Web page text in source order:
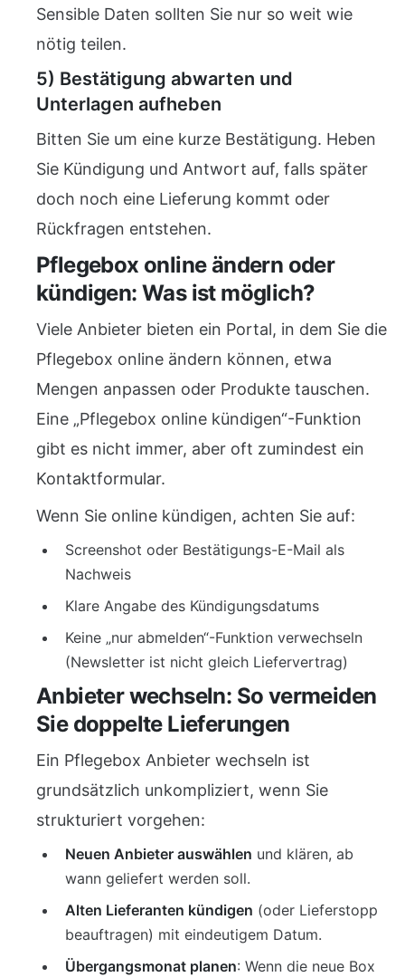
Sensible Daten sollten Sie nur so weit wie
nötig teilen.
5) Bestätigung abwarten und
Unterlagen aufheben
Bitten Sie um eine kurze Bestätigung. Heben
Sie Kündigung und Antwort auf, falls später
doch noch eine Lieferung kommt oder
Rückfragen entstehen.
Pflegebox online ändern oder
kündigen: Was ist möglich?
Viele Anbieter bieten ein Portal, in dem Sie die
Pflegebox online ändern können, etwa
Mengen anpassen oder Produkte tauschen.
Eine „Pflegebox online kündigen“-Funktion
gibt es nicht immer, aber oft zumindest ein
Kontaktformular.
Wenn Sie online kündigen, achten Sie auf:
Screenshot oder Bestätigungs-E-Mail als
Nachweis
Klare Angabe des Kündigungsdatums
Keine „nur abmelden“-Funktion verwechseln
(Newsletter ist nicht gleich Liefervertrag)
Anbieter wechseln: So vermeiden
Sie doppelte Lieferungen
Ein Pflegebox Anbieter wechseln ist
grundsätzlich unkompliziert, wenn Sie
strukturiert vorgehen:
Neuen Anbieter auswählen und klären, ab
wann geliefert werden soll.
Alten Lieferanten kündigen (oder Lieferstopp
beauftragen) mit eindeutigem Datum.
Übergangsmonat planen: Wenn die neue Box